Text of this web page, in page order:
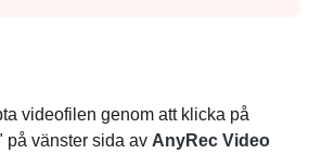
videofilen genom att klicka på
på vänster sida av AnyRec Video